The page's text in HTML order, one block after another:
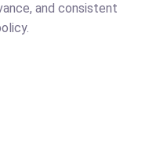
and consistent